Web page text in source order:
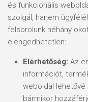
és funkcionális
szolgál, hanem
felsorolunk néhány
elengedhetetlen:
Elérhetőség: Az
információt,
weboldal
bármikor